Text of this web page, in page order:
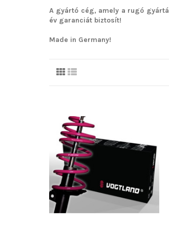
A gyártó cég, amely a rugó
év garanciát biztosít!
Made in Germany!